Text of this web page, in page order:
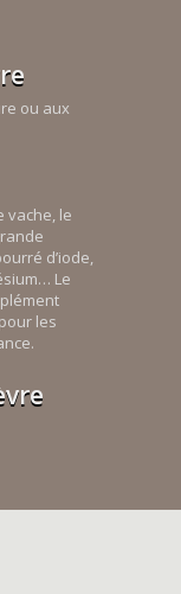
ou aux
vache, le
d’iode,
Le
les